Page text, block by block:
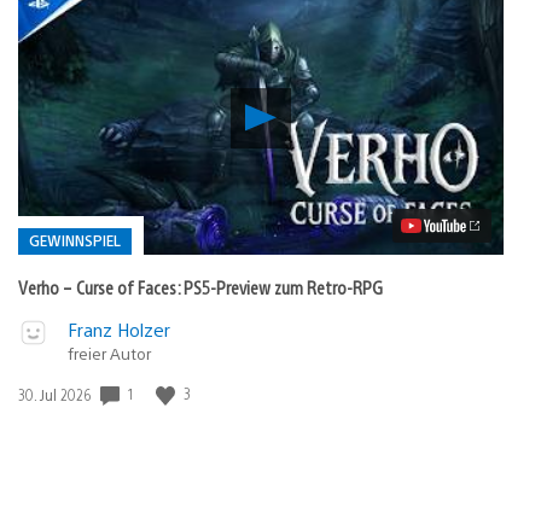
Verho
–
Curse
of
Faces:
PS5-
Preview
zum
Retro-
GEWINNSPIEL
Verho – Curse of Faces: PS5-Preview zum Retro-RPG
Veröffentlicht
Gewinnspiel
Franz Holzer
freier Autor
Veröffentlichungsdatum:
30. Jul 2026 1 3